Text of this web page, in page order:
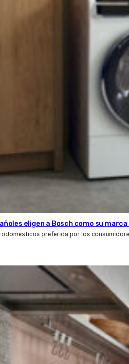
eligen a Bosch como su
preferida por los